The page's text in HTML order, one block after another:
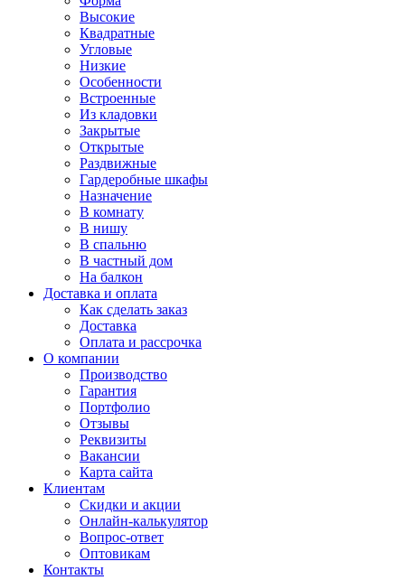
Высокие
Квадратные
Угловые
Низкие
Особенности
Встроенные
Из кладовки
Закрытые
Открытые
Раздвижные
Гардеробные шкафы
Назначение
В комнату
В нишу
В спальню
В частный дом
На балкон
Доставка и оплата
Как сделать заказ
Доставка
Оплата и рассрочка
О компании
Производство
Гарантия
Портфолио
Отзывы
Реквизиты
Вакансии
Карта сайта
Клиентам
Скидки и акции
Онлайн-калькулятор
Вопрос-ответ
Оптовикам
Контакты